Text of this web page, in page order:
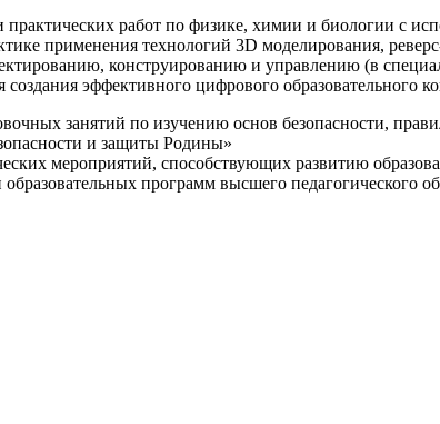
работ по физике, химии и биологии с
применения технологий 3D моделирования,
конструированию и управлению (в
создания эффективного цифрового
занятий по изучению основ безопасности,
и защиты Родины»
мероприятий, способствующих развитию
программ высшего